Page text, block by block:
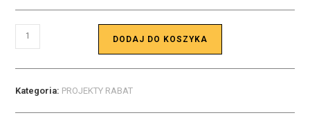
DODAJ DO KOSZYKA
Kategoria: PROJEKTY RABAT